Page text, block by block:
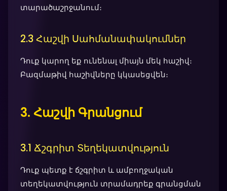
տարածաշրջանում։
2.3 Հաշվի Սահմանափակումներ
Դուք կարող եք ունենալ միայն մեկ հաշիվ։
Բազմաթիվ հաշիվները կկասեցվեն։
3. Հաշվի Գրանցում
3.1 Ճշգրիտ Տեղեկատվություն
Դուք պետք է ճշգրիտ և ամբողջական
տեղեկատվություն տրամադրեք գրանցման